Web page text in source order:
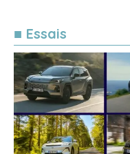
■ Essais